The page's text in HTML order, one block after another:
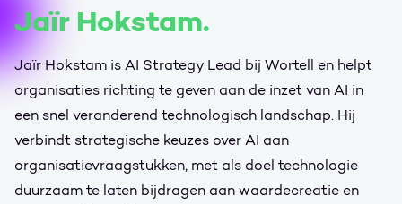
Jaïr Hokstam.
Jaïr Hokstam is AI Strategy Lead bij Wortell en helpt
organisaties richting te geven aan de inzet van AI in
een snel veranderend technologisch landschap. Hij
verbindt strategische keuzes over AI aan
organisatievraagstukken, met als doel technologie
duurzaam te laten bijdragen aan waardecreatie en